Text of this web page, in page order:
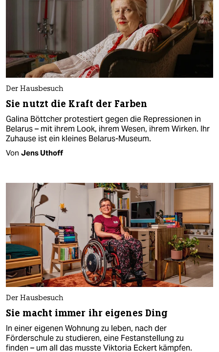
Der Hausbesuch
Sie nutzt die Kraft der Farben
Galina Böttcher protestiert gegen die Repressionen in
Belarus – mit ihrem Look, ihrem Wesen, ihrem Wirken. Ihr
Zuhause ist ein kleines Belarus-Museum.
Von Jens Uthoff
Der Hausbesuch
Sie macht immer ihr eigenes Ding
In einer eigenen Wohnung zu leben, nach der
Förderschule zu studieren, eine Festanstellung zu
finden – um all das musste Viktoria Eckert kämpfen.